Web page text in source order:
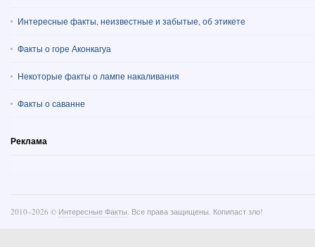
Интересные факты, неизвестные и забытые, об этикете
Факты о горе Аконкагуа
Некоторые факты о лампе накаливания
Факты о саванне
Реклама
2010–2026 © Интересные Факты. Все права защищены. Копипаст зло!